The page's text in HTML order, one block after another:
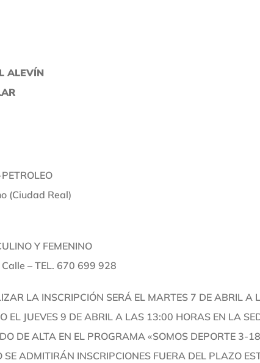
ALEVÍN
(Ciudad Real)
Y FEMENINO
– TEL. 670 699 928
LA INSCRIPCIÓN SERÁ EL MARTES 7 DE ABRIL A
EL JUEVES 9 DE ABRIL A LAS 13:00 HORAS EN LA
DE ALTA EN EL PROGRAMA «SOMOS DEPORTE
ADMITIRÁN INSCRIPCIONES FUERA DEL PLAZO